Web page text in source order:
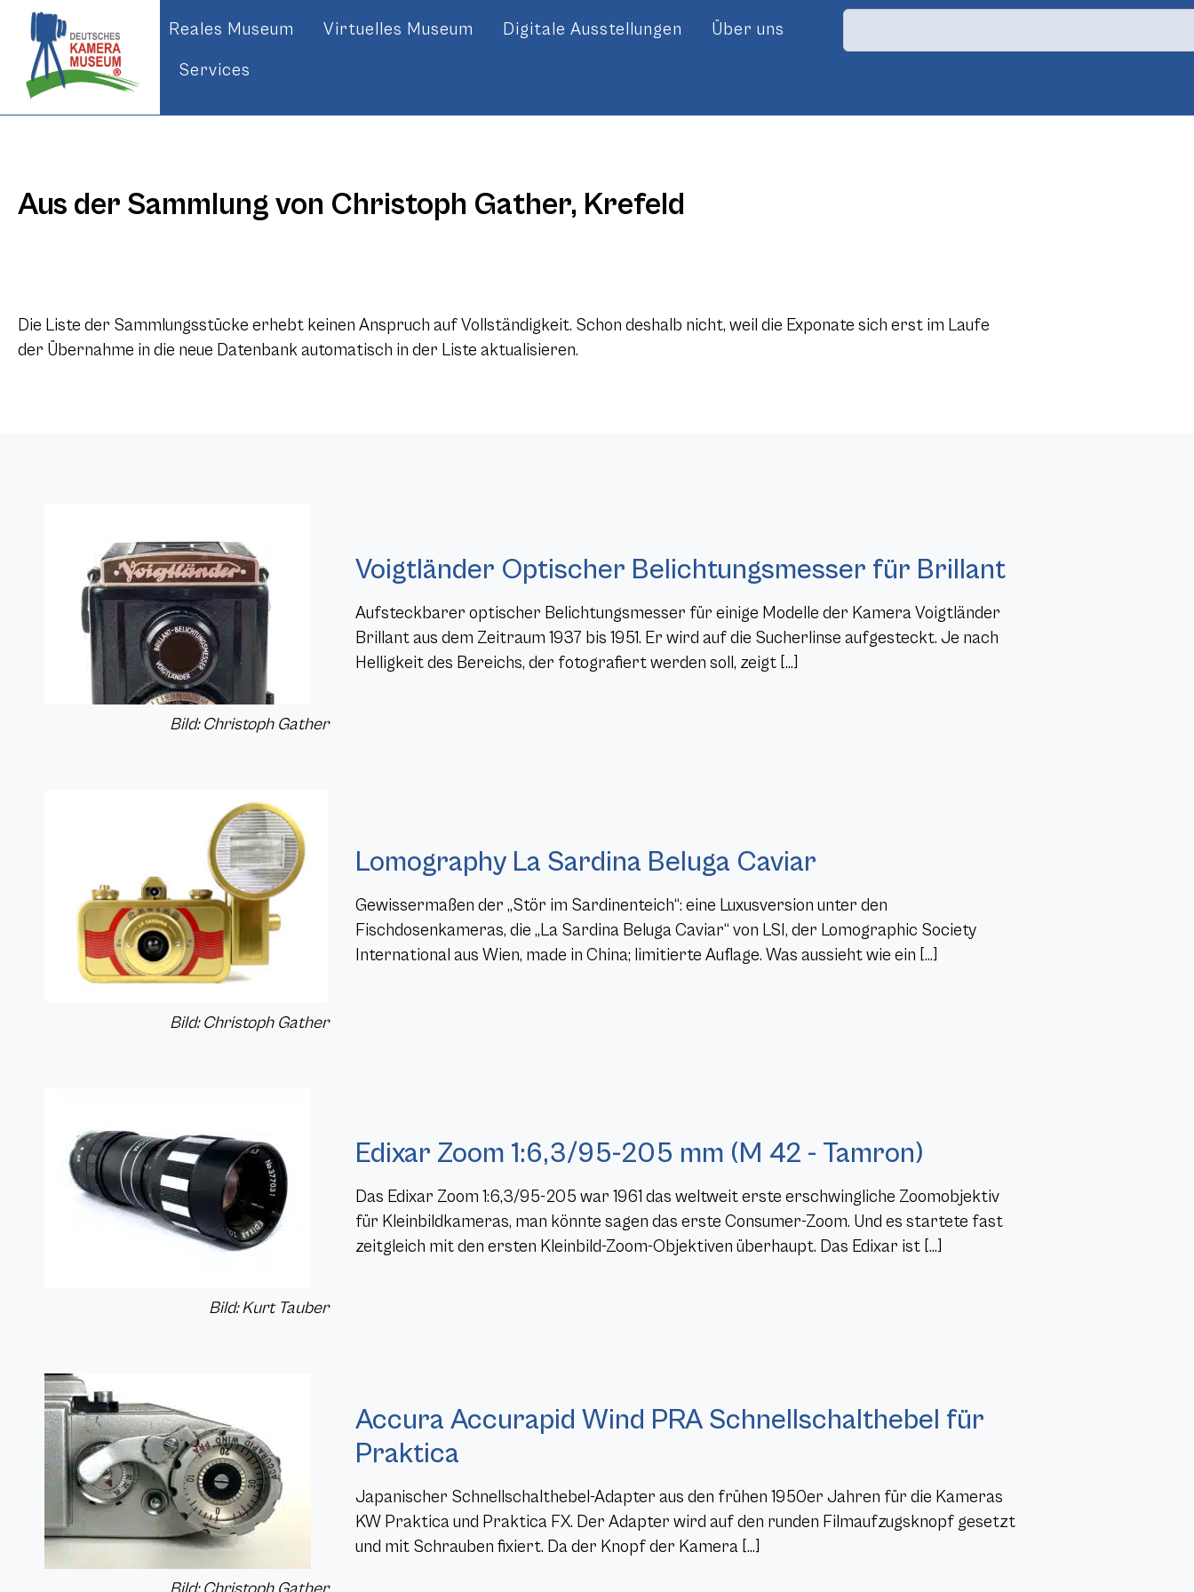
Reales Museum Virtuelles Museum Digitale Ausstellungen Über uns
Services
Aus der Sammlung von Christoph Gather, Krefeld
Die Liste der Sammlungsstücke erhebt keinen Anspruch auf Vollständigkeit. Schon deshalb nicht, weil die Exponate sich erst im Laufe
der Übernahme in die neue Datenbank automatisch in der Liste aktualisieren.
Bild: Christoph Gather
Voigtländer Optischer Belichtungsmesser für Brillant
Aufsteckbarer optischer Belichtungsmesser für einige Modelle der Kamera Voigtländer
Brillant aus dem Zeitraum 1937 bis 1951. Er wird auf die Sucherlinse aufgesteckt. Je nach
Helligkeit des Bereichs, der fotografiert werden soll, zeigt […]
Bild: Christoph Gather
Lomography La Sardina Beluga Caviar
Gewissermaßen der „Stör im Sardinenteich“: eine Luxusversion unter den
Fischdosenkameras, die „La Sardina Beluga Caviar“ von LSI, der Lomographic Society
International aus Wien, made in China; limitierte Auflage. Was aussieht wie ein […]
Bild: Kurt Tauber
Edixar Zoom 1:6,3/95-205 mm (M 42 - Tamron)
Das Edixar Zoom 1:6,3/95-205 war 1961 das weltweit erste erschwingliche Zoomobjektiv
für Kleinbildkameras, man könnte sagen das erste Consumer-Zoom. Und es startete fast
zeitgleich mit den ersten Kleinbild-Zoom-Objektiven überhaupt. Das Edixar ist […]
Accura Accurapid Wind PRA Schnellschalthebel für
Praktica
Japanischer Schnellschalthebel-Adapter aus den frühen 1950er Jahren für die Kameras
KW Praktica und Praktica FX. Der Adapter wird auf den runden Filmaufzugsknopf gesetzt
und mit Schrauben fixiert. Da der Knopf der Kamera […]